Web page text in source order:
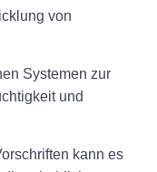
von
Systemen zur
und
kann es